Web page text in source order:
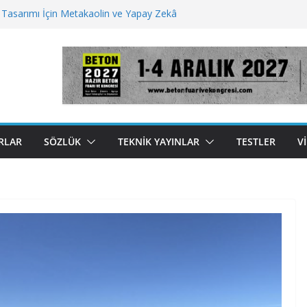
İçin Metakaolin ve Yapay Zekâ
Ayrıştırmada Ultrasonik Cihaz
İçin Beton İnovasyonları
Çimentonun Sertleşme Şeklini
SÖZLÜK TEKNIK YAYINLAR TESTLER